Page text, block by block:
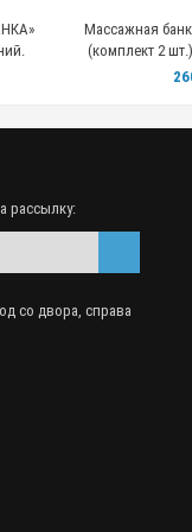
Массажная
(комплект 2
рассылку:
со двора, справа